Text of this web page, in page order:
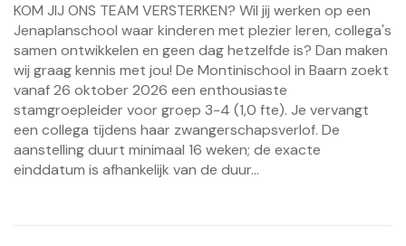
KOM JIJ ONS TEAM VERSTERKEN? Wil jij werken op een
Jenaplanschool waar kinderen met plezier leren, collega's
samen ontwikkelen en geen dag hetzelfde is? Dan maken
wij graag kennis met jou! De Montinischool in Baarn zoekt
vanaf 26 oktober 2026 een enthousiaste
stamgroepleider voor groep 3-4 (1,0 fte). Je vervangt
een collega tijdens haar zwangerschapsverlof. De
aanstelling duurt minimaal 16 weken; de exacte
einddatum is afhankelijk van de duur...